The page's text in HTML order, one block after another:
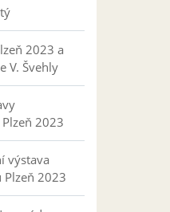
2023 a
V. Švehly
2023
výstava
2023